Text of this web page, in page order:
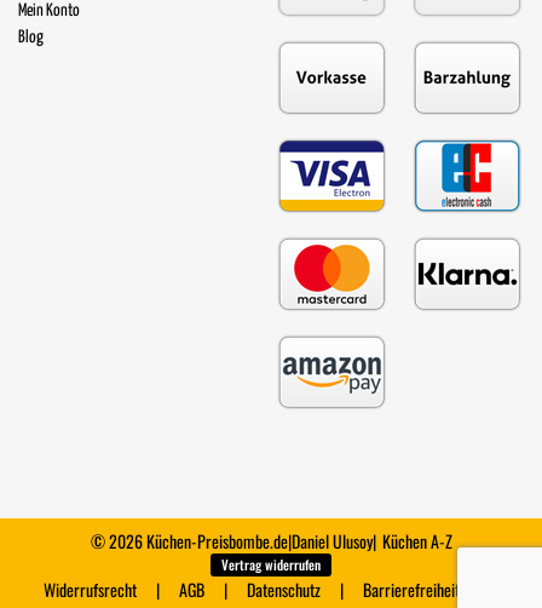
Mein Konto
Blog
© 2026 Küchen-Preisbombe.de|Daniel Ulusoy| Küchen A-Z
Vertrag widerrufen
Widerrufsrecht AGB Datenschutz
Barrierefreiheit